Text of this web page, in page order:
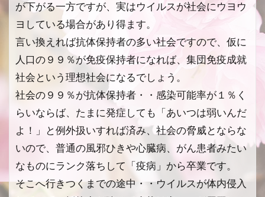
が下がる一方ですが、実はウイルスが社会にウヨウ
ヨしている場合があり得ます。
言い換えれば抗体保持者の多い社会ですので、仮に
人口の９９％が免疫保持者になれば、集団免疫成就
社会という理想社会になるでしょう。
社会の９９％が抗体保持者・・感染可能率が１％く
らいならば、たまに発症しても「あいつは弱いんだ
よ！」と例外扱いすれば済み、社会の脅威とならな
いので、普通の風邪ひきや心臓病、がん患者みたい
なものにランク落ちして「疫病」から卒業です。
そこへ行きつくまでの途中・・ウイルスが体内侵入